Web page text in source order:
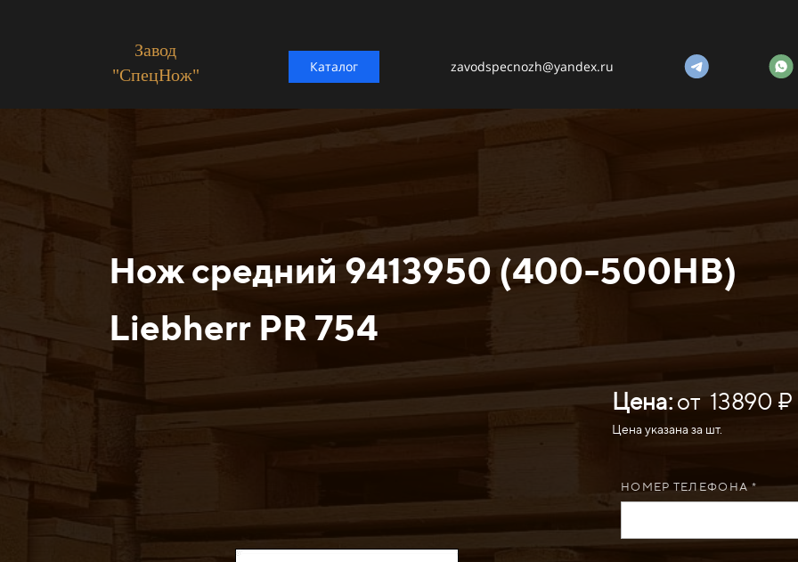
Завод
"СпецНож"
Каталог zavodspecnozh@yandex.ru
Нож средний 9413950 (400-500HB)
Liebherr PR 754
Цена:от 13890 ₽
Цена указана за шт.
НОМЕР ТЕЛЕФОНА *